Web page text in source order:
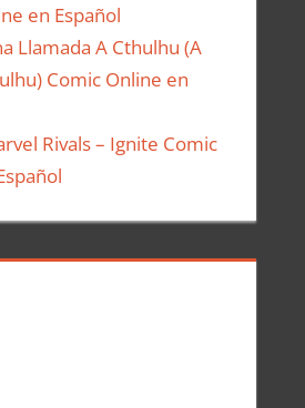
en Español
Llamada A Cthulhu (A
Comic Online en
Rivals – Ignite Comic